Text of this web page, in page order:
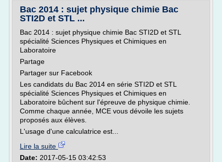
Bac 2014 : sujet physique chimie Bac
STI2D et STL ...
Bac 2014 : sujet physique chimie Bac STI2D et STL
spécialité Sciences Physiques et Chimiques en
Laboratoire
Partage
Partager sur Facebook
Les candidats du Bac 2014 en série STI2D et STL
spécialité Sciences Physiques et Chimiques en
Laboratoire bûchent sur l'épreuve de physique chimie.
Comme chaque année, MCE vous dévoile les sujets
proposés aux élèves.
L'usage d'une calculatrice est...
Lire la suite
Date: 2017-05-15 03:42:53